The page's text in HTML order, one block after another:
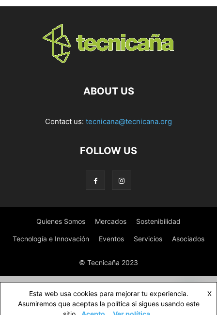
ABOUT US
Contact us: tecnicana@tecnicana.org
FOLLOW US
Quienes Somos Mercados Sostenibilidad
Tecnología e Innovación Eventos Servicios Asociados
© Tecnicaña 2023
Esta web usa cookies para mejorar tu experiencia.
Asumiremos que aceptas la política si sigues usando este
X